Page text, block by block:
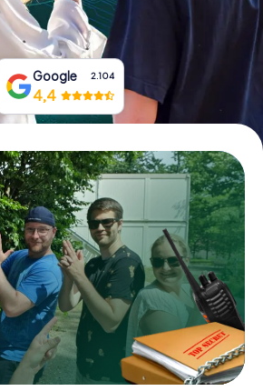
Acquista i Voucher
Google 2.104
4,4